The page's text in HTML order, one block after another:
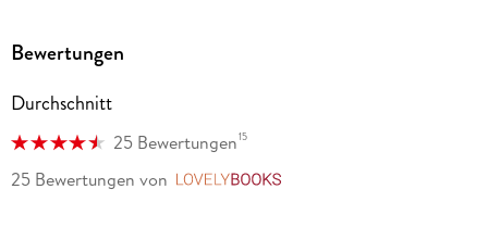
Bewertungen
Durchschnitt
25 Bewertungen15
25 Bewertungen von